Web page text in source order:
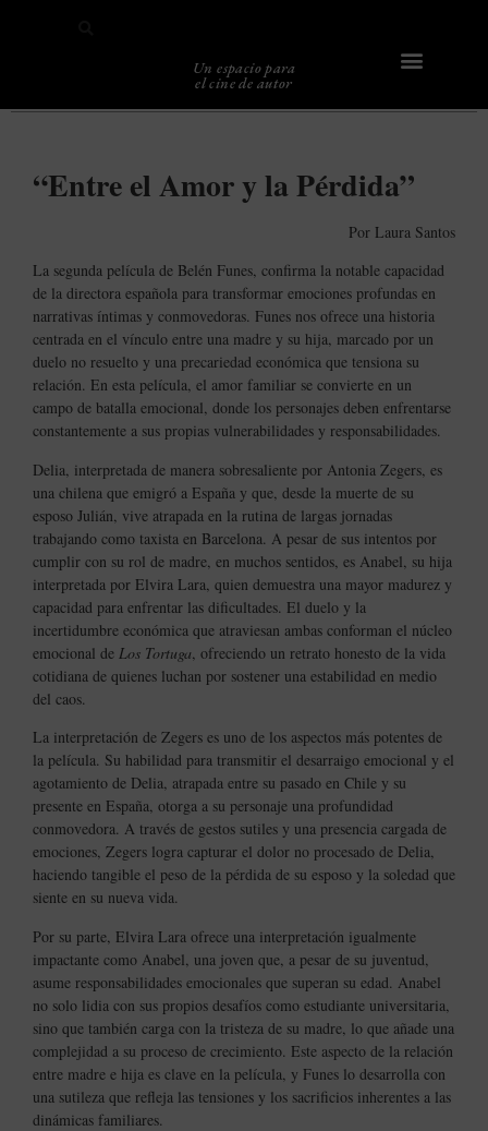
Un espacio para
el cine de autor
“Entre el Amor y la Pérdida”
Por Laura Santos
La segunda película de Belén Funes, confirma la notable capacidad
de la directora española para transformar emociones profundas en
narrativas íntimas y conmovedoras. Funes nos ofrece una historia
centrada en el vínculo entre una madre y su hija, marcado por un
duelo no resuelto y una precariedad económica que tensiona su
relación. En esta película, el amor familiar se convierte en un
campo de batalla emocional, donde los personajes deben enfrentarse
constantemente a sus propias vulnerabilidades y responsabilidades.
Delia, interpretada de manera sobresaliente por Antonia Zegers, es
una chilena que emigró a España y que, desde la muerte de su
esposo Julián, vive atrapada en la rutina de largas jornadas
trabajando como taxista en Barcelona. A pesar de sus intentos por
cumplir con su rol de madre, en muchos sentidos, es Anabel, su hija
interpretada por Elvira Lara, quien demuestra una mayor madurez y
capacidad para enfrentar las dificultades. El duelo y la
incertidumbre económica que atraviesan ambas conforman el núcleo
emocional de Los Tortuga , ofreciendo un retrato honesto de la vida
cotidiana de quienes luchan por sostener una estabilidad en medio
del caos.
La interpretación de Zegers es uno de los aspectos más potentes de
la película. Su habilidad para transmitir el desarraigo emocional y el
agotamiento de Delia, atrapada entre su pasado en Chile y su
presente en España, otorga a su personaje una profundidad
conmovedora. A través de gestos sutiles y una presencia cargada de
emociones, Zegers logra capturar el dolor no procesado de Delia,
haciendo tangible el peso de la pérdida de su esposo y la soledad que
siente en su nueva vida.
Por su parte, Elvira Lara ofrece una interpretación igualmente
impactante como Anabel, una joven que, a pesar de su juventud,
asume responsabilidades emocionales que superan su edad. Anabel
no solo lidia con sus propios desafíos como estudiante universitaria,
sino que también carga con la tristeza de su madre, lo que añade una
complejidad a su proceso de crecimiento. Este aspecto de la relación
entre madre e hija es clave en la película, y Funes lo desarrolla con
una sutileza que refleja las tensiones y los sacrificios inherentes a las
dinámicas familiares.